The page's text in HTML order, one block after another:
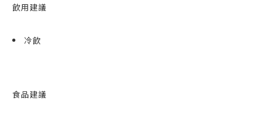
飲用建議
冷飲
食品建議